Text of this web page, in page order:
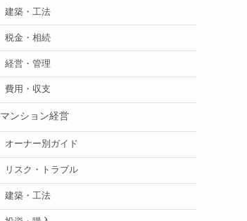
建築・工法
税金・相続
経営・管理
費用・収支
マンション経営
オーナー別ガイド
リスク・トラブル
建築・工法